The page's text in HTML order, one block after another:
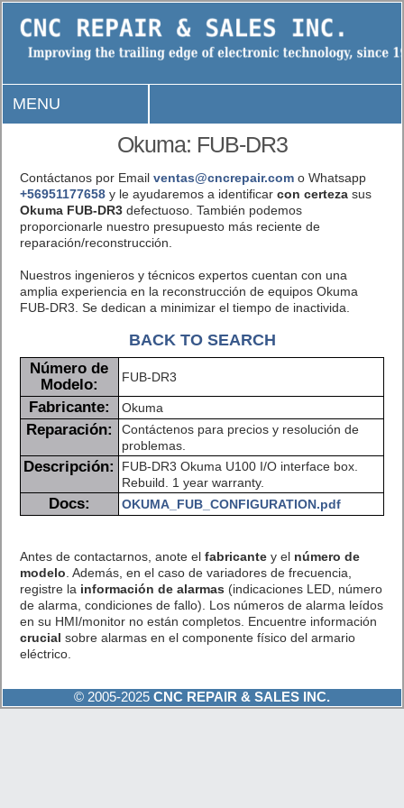
MENU
Okuma: FUB-DR3
Contáctanos por Email ventas@cncrepair.como Whatsapp
+56951177658y le ayudaremos a identificar con certezasus
Okuma FUB-DR3defectuoso. También podemos
proporcionarle nuestro presupuesto más reciente de
reparación/reconstrucción.
Nuestros ingenieros y técnicos expertos cuentan con una
amplia experiencia en la reconstrucción de equipos Okuma
FUB-DR3. Se dedican a minimizar el tiempo de inactivida.
BACK TO SEARCH
Número de
Modelo:
FUB-DR3
Fabricante: Okuma
Reparación:
Contáctenos para precios y resolución de
problemas.
Descripción:
FUB-DR3 Okuma U100 I/O interface box.
Rebuild. 1 year warranty.
Docs: OKUMA_FUB_CONFIGURATION.pdf
Antes de contactarnos, anote el fabricantey el número de
modelo . Además, en el caso de variadores de frecuencia,
registre la información de alarmas (indicaciones LED, número
de alarma, condiciones de fallo). Los números de alarma leídos
en su HMI/monitor no están completos. Encuentre información
crucial sobre alarmas en el componente físico del armario
eléctrico.
© 2005-2025 CNC REPAIR & SALES INC.